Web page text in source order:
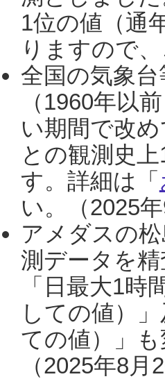
1位の値（通
りますので
全国の気象
（1960年以
い期間で改
との観測史
す。詳細は「
い。（2025年
アメダスの
測データを
「日最大1
しての値）
ての値）」
（2025年8月